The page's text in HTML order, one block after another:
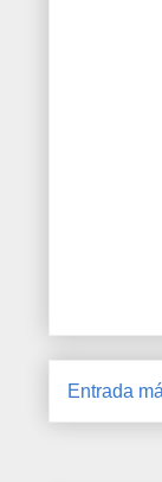
Entrada